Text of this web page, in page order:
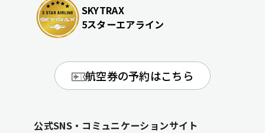
SKYTRAX
5スターエアライン
航空券の予約はこちら
公式SNS・コミュニケーションサイト